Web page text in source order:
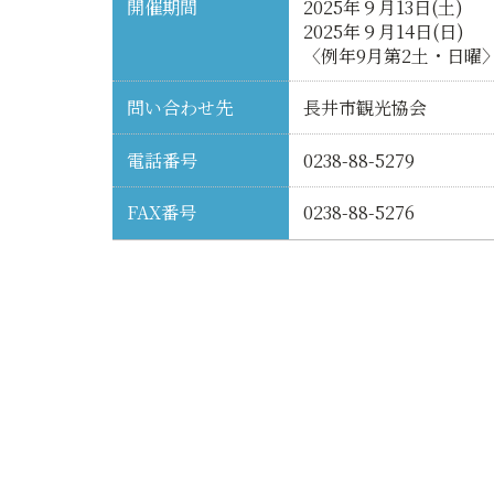
開催期間
2025年９月13日(土)
2025年９月14日(日)
〈例年9月第2土・日曜〉
問い合わせ先 長井市観光協会
電話番号 0238-88-5279
FAX番号 0238-88-5276